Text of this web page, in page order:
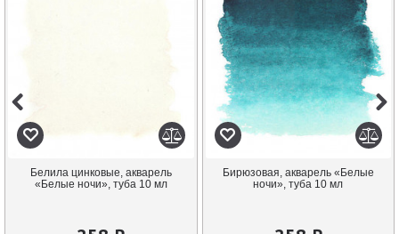
Белила цинковые, акварель
«Белые ночи», туба 10 мл
Бирюзовая, акварель «Белые
ночи», туба 10 мл